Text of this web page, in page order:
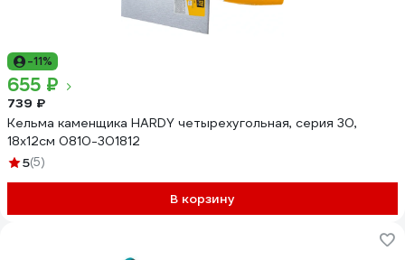
-11%
655 ₽
739 ₽
Кельма каменщика HARDY четырехугольная, серия 30,
18х12см 0810-301812
5(5)
В корзину